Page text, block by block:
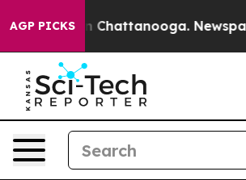
AGP PICKS
Chaos in Chattanooga.